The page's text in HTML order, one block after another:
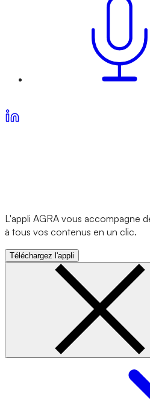
L'appli AGRA vous accompagne
à tous vos contenus en un clic.
Téléchargez l'appli